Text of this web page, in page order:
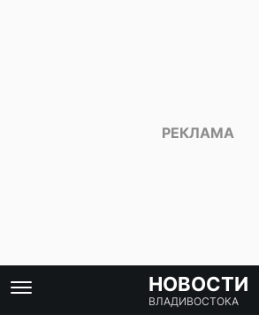
НОВОСТИ
ВЛАДИВОСТОКА